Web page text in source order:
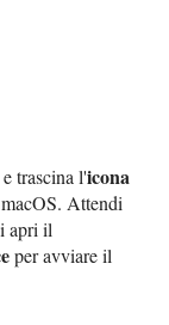
trascina l'icona
Attendi
apri il
per avviare il